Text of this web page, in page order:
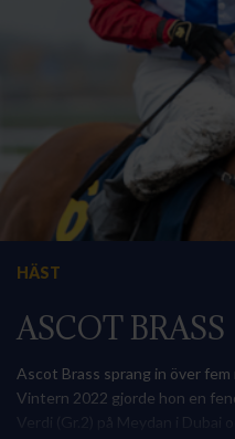
HÄST
ASCOT BRASS
Ascot Brass sprang in över
Vintern 2022 gjorde hon en